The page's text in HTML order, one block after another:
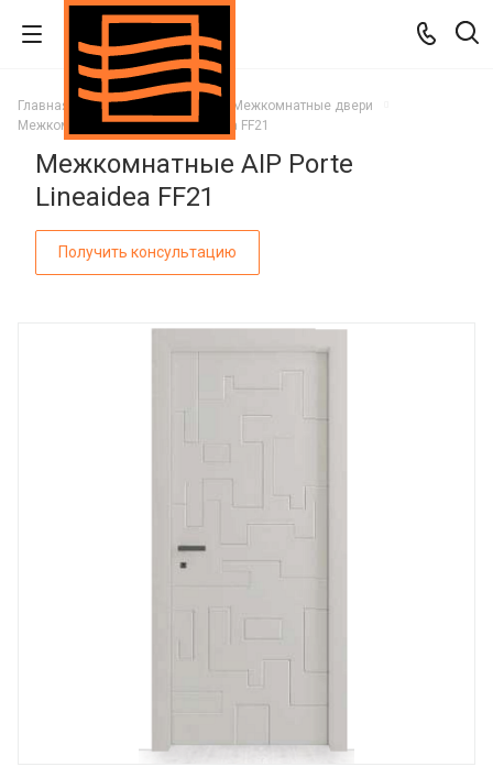
Главная Каталог
Межкомнатные двери
Межкомнатные AIP Porte Lineaidea FF21
Межкомнатные AIP Porte
Lineaidea FF21
Получить консультацию